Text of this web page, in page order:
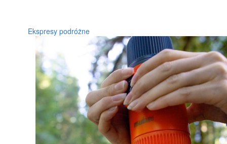
Ekspresy podróżne